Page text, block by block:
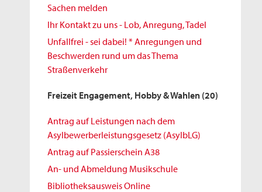
Sachen melden
Ihr Kontakt zu uns - Lob, Anregung, Tadel
Unfallfrei - sei dabei! * Anregungen und
Beschwerden rund um das Thema
Straßenverkehr
Freizeit Engagement, Hobby & Wahlen (20)
Antrag auf Leistungen nach dem
Asylbewerberleistungsgesetz (AsylbLG)
Antrag auf Passierschein A38
An- und Abmeldung Musikschule
Bibliotheksausweis Online